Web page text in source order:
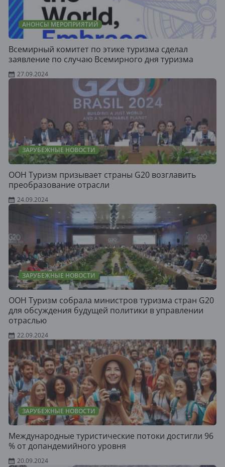
АНОНСЫ МЕРОПРИЯТИЙ
Всемирный комитет по этике туризма сделал
заявление по случаю Всемирного дня туризма
27.09.2024
ЗАРУБЕЖНЫЕ НОВОСТИ
ООН Туризм призывает страны G20 возглавить
преобразование отрасли
24.09.2024
ЗАРУБЕЖНЫЕ НОВОСТИ
ООН Туризм собрала министров туризма стран G20
для обсуждения будущей политики в управлении
отраслью
22.09.2024
ЗАРУБЕЖНЫЕ НОВОСТИ
Международные туристические потоки достигли 96
% от допандемийного уровня
20.09.2024